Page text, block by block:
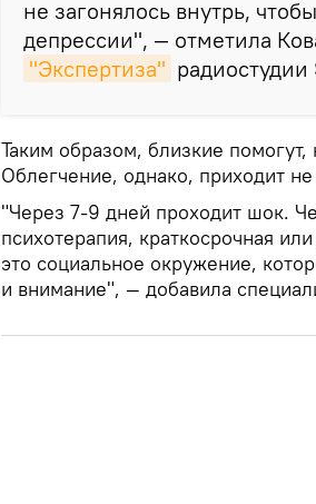
не загонялось внутрь,
депрессии", — отметила
"Экспертиза"
Таким образом, близкие
Облегчение, однако, приходит не
"Через 7-9 дней проходит шок.
психотерапия, краткосрочная
это социальное окружение,
и внимание", — добавила